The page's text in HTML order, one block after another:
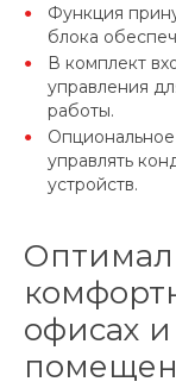
Функция
блока
В комплект
управления
работы.
управлять
устройств.
офисах